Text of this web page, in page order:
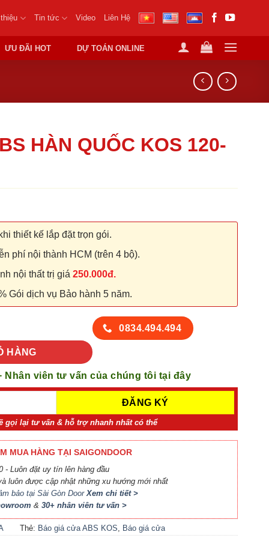
Tin tức Video Liên Hệ
ƯU ĐÃI HOT DỰ TOÁN ONLINE
HÀN QUỐC KOS 120-
khi thiết kế lắp đặt trọn gói.
phí nội thành HCM (trên 4 bộ).
nội thất trị giá 250.000đ.
Gói dịch vụ Bảo hành 5 năm.
120-FZ805 (2) số lượng
HÀNG
0834.494.494
Nhân viên tư vấn của chúng tôi tại đây
gọi lại tư vấn & hỗ trợ nhanh nhất có thể
MUA HÀNG TẠI SAIGONDOOR
- Luôn đặt uy tín lên hàng đầu
luôn được cập nhật những xu hướng mới nhất
bảo tại Sài Gòn DoorXem chi tiết >
& 30+ nhân viên tư vấn >
Thẻ: Báo giá cửa ABS KOS, Báo giá cửa